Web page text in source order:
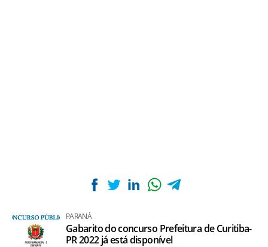
PARANÁ
Gabarito do concurso Prefeitura de Curitiba-
PR 2022 já está disponível